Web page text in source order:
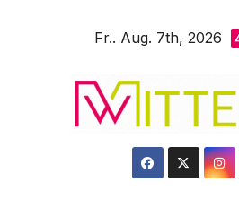
Fr.. Aug. 7th, 2026